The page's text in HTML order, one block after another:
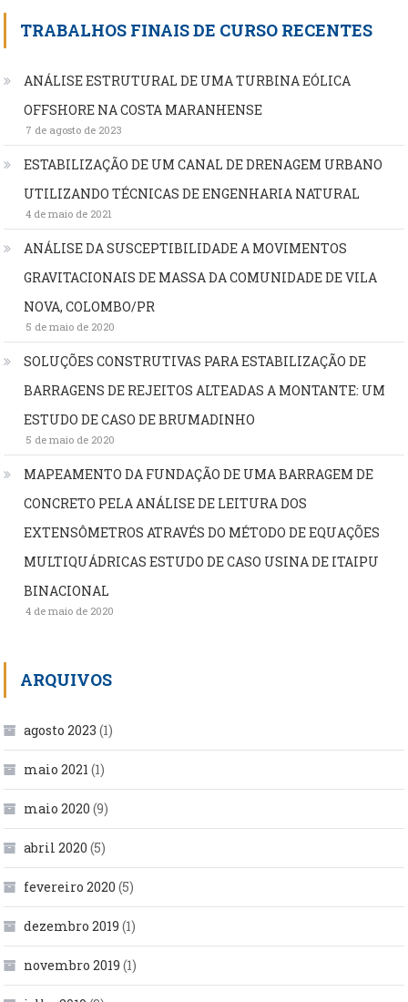
TRABALHOS FINAIS DE CURSO RECENTES
ANÁLISE ESTRUTURAL DE UMA TURBINA EÓLICA
OFFSHORE NA COSTA MARANHENSE
7 de agosto de 2023
ESTABILIZAÇÃO DE UM CANAL DE DRENAGEM URBANO
UTILIZANDO TÉCNICAS DE ENGENHARIA NATURAL
4 de maio de 2021
ANÁLISE DA SUSCEPTIBILIDADE A MOVIMENTOS
GRAVITACIONAIS DE MASSA DA COMUNIDADE DE VILA
NOVA, COLOMBO/PR
5 de maio de 2020
SOLUÇÕES CONSTRUTIVAS PARA ESTABILIZAÇÃO DE
BARRAGENS DE REJEITOS ALTEADAS A MONTANTE: UM
ESTUDO DE CASO DE BRUMADINHO
5 de maio de 2020
MAPEAMENTO DA FUNDAÇÃO DE UMA BARRAGEM DE
CONCRETO PELA ANÁLISE DE LEITURA DOS
EXTENSÔMETROS ATRAVÉS DO MÉTODO DE EQUAÇÕES
MULTIQUÁDRICAS ESTUDO DE CASO USINA DE ITAIPU
BINACIONAL
4 de maio de 2020
ARQUIVOS
agosto 2023 (1)
maio 2021 (1)
maio 2020 (9)
abril 2020 (5)
fevereiro 2020 (5)
dezembro 2019 (1)
novembro 2019 (1)